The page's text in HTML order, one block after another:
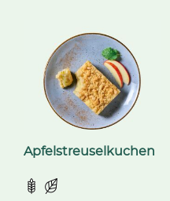
Apfelstreuselkuchen